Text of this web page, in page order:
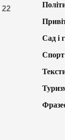
22
Сад і
Спорт